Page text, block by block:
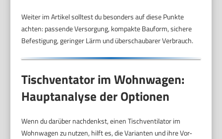
Weiter im Artikel solltest du besonders auf diese Punkte
achten: passende Versorgung, kompakte Bauform, sichere
Befestigung, geringer Lärm und überschaubarer Verbrauch.
Tischventator im Wohnwagen:
Hauptanalyse der Optionen
Wenn du darüber nachdenkst, einen Tischventilator im
Wohnwagen zu nutzen, hilft es, die Varianten und ihre Vor-